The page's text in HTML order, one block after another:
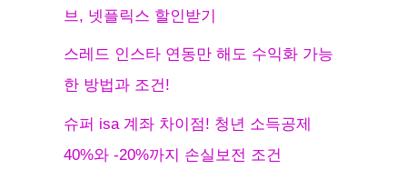
브, 넷플릭스 할인받기
스레드 인스타 연동만 해도 수익화 가능
한 방법과 조건!
슈퍼 isa 계좌 차이점! 청년 소득공제
40%와 -20%까지 손실보전 조건